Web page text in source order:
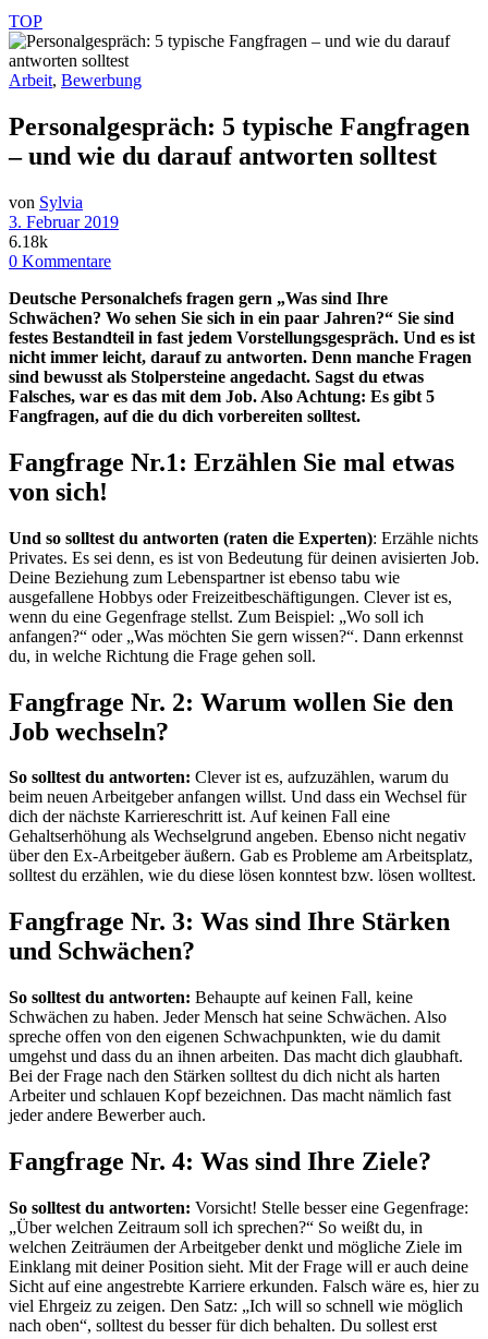
TOP
Arbeit, Bewerbung
Personalgespräch: 5 typische Fangfragen
– und wie du darauf antworten solltest
von Sylvia
3. Februar 2019
6.18k
0 Kommentare
Deutsche Personalchefs fragen gern „Was sind Ihre
Schwächen? Wo sehen Sie sich in ein paar Jahren?“ Sie sind
festes Bestandteil in fast jedem Vorstellungsgespräch. Und es ist
nicht immer leicht, darauf zu antworten. Denn manche Fragen
sind bewusst als Stolpersteine angedacht. Sagst du etwas
Falsches, war es das mit dem Job. Also Achtung: Es gibt 5
Fangfragen, auf die du dich vorbereiten solltest.
Fangfrage Nr.1: Erzählen Sie mal etwas
von sich!
Und so solltest du antworten (raten die Experten): Erzähle nichts
Privates. Es sei denn, es ist von Bedeutung für deinen avisierten Job.
Deine Beziehung zum Lebenspartner ist ebenso tabu wie
ausgefallene Hobbys oder Freizeitbeschäftigungen. Clever ist es,
wenn du eine Gegenfrage stellst. Zum Beispiel: „Wo soll ich
anfangen?“ oder „Was möchten Sie gern wissen?“. Dann erkennst
du, in welche Richtung die Frage gehen soll.
Fangfrage Nr. 2: Warum wollen Sie den
Job wechseln?
So solltest du antworten: Clever ist es, aufzuzählen, warum du
beim neuen Arbeitgeber anfangen willst. Und dass ein Wechsel für
dich der nächste Karriereschritt ist. Auf keinen Fall eine
Gehaltserhöhung als Wechselgrund angeben. Ebenso nicht negativ
über den Ex-Arbeitgeber äußern. Gab es Probleme am Arbeitsplatz,
solltest du erzählen, wie du diese lösen konntest bzw. lösen wolltest.
Fangfrage Nr. 3: Was sind Ihre Stärken
und Schwächen?
So solltest du antworten: Behaupte auf keinen Fall, keine
Schwächen zu haben. Jeder Mensch hat seine Schwächen. Also
spreche offen von den eigenen Schwachpunkten, wie du damit
umgehst und dass du an ihnen arbeiten. Das macht dich glaubhaft.
Bei der Frage nach den Stärken solltest du dich nicht als harten
Arbeiter und schlauen Kopf bezeichnen. Das macht nämlich fast
jeder andere Bewerber auch.
Fangfrage Nr. 4: Was sind Ihre Ziele?
So solltest du antworten: Vorsicht! Stelle besser eine Gegenfrage:
„Über welchen Zeitraum soll ich sprechen?“ So weißt du, in
welchen Zeiträumen der Arbeitgeber denkt und mögliche Ziele im
Einklang mit deiner Position sieht. Mit der Frage will er auch deine
Sicht auf eine angestrebte Karriere erkunden. Falsch wäre es, hier zu
viel Ehrgeiz zu zeigen. Den Satz: „Ich will so schnell wie möglich
nach oben“, solltest du besser für dich behalten. Du sollest erst